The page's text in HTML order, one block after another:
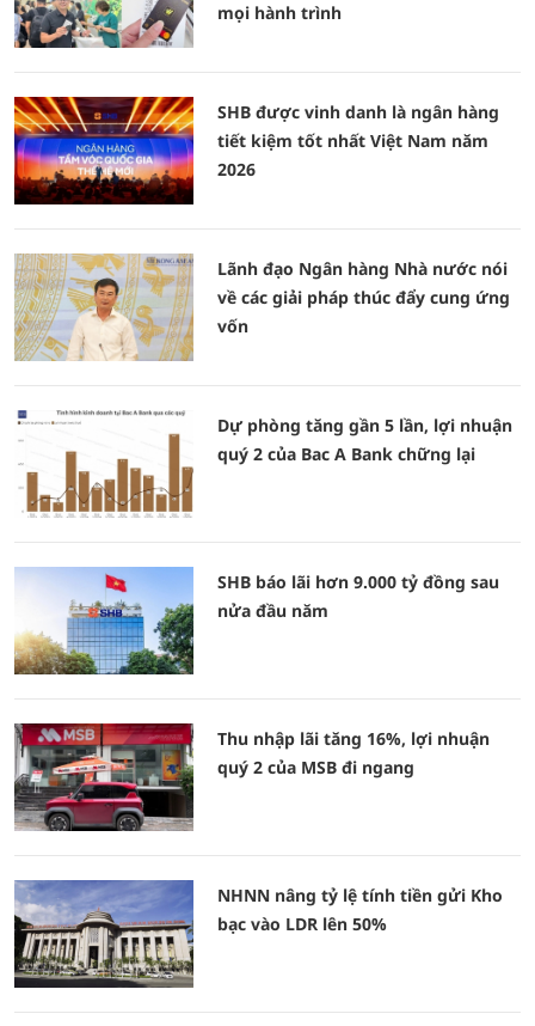
mọi hành trình
SHB được vinh danh là ngân hàng
tiết kiệm tốt nhất Việt Nam năm
2026
Lãnh đạo Ngân hàng Nhà nước nói
về các giải pháp thúc đẩy cung ứng
vốn
Dự phòng tăng gần 5 lần, lợi nhuận
quý 2 của Bac A Bank chững lại
SHB báo lãi hơn 9.000 tỷ đồng sau
nửa đầu năm
Thu nhập lãi tăng 16%, lợi nhuận
quý 2 của MSB đi ngang
NHNN nâng tỷ lệ tính tiền gửi Kho
bạc vào LDR lên 50%